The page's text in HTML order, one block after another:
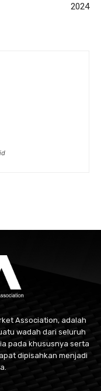
2024
Association, adalah
wadah dari seluruh
pada khususnya serta
dipisahkan menjadi